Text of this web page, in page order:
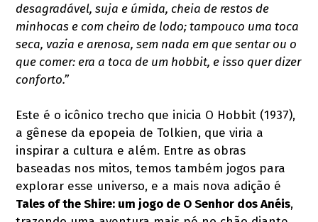
desagradável, suja e úmida, cheia de restos de
minhocas e com cheiro de lodo; tampouco uma toca
seca, vazia e arenosa, sem nada em que sentar ou o
que comer: era a toca de um hobbit, e isso quer dizer
conforto.”
Este é o icônico trecho que inicia O Hobbit (1937),
a gênese da epopeia de Tolkien, que viria a
inspirar a cultura e além. Entre as obras
baseadas nos mitos, temos também jogos para
explorar esse universo, e a mais nova adição é
Tales of the Shire: um jogo de O Senhor dos Anéis,